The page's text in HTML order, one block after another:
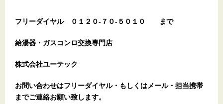
フリーダイヤル ０１２０-７０-５０１０ まで
給湯器・ガスコンロ交換専門店
株式会社ユーテック
お問い合わせはフリーダイヤル・もしくはメール・担当携帯
までご連絡お願い致します。